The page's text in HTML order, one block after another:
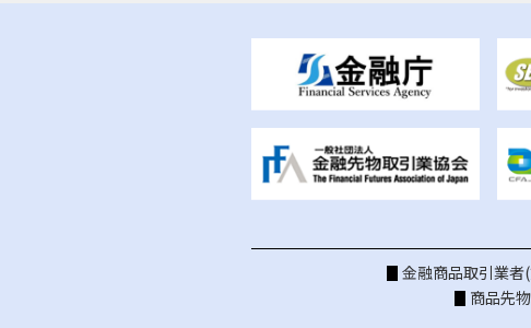
金融商品取引業者
商品先